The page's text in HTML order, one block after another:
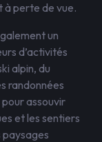
à perte de vue.
un
d’activités
alpin, du
randonnées
assouvir
et les sentiers
paysages